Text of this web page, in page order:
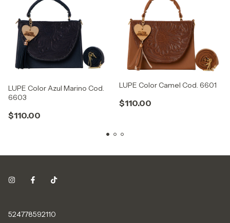
LUPE Color Azul Marino Cod.
6603
$110.00
LUPE Color Camel Cod. 6601
$110.00
524778592110